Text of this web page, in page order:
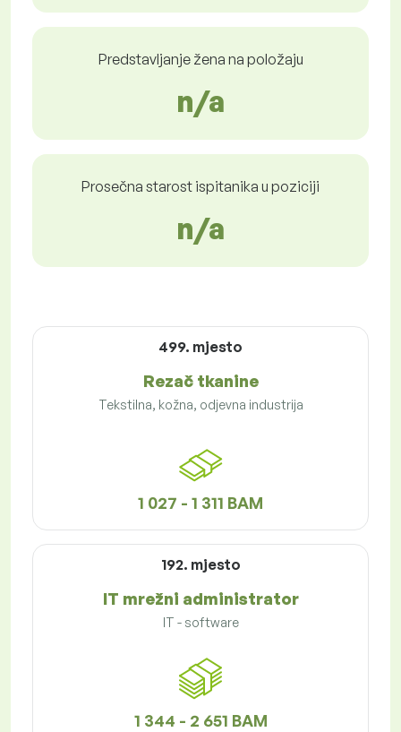
Predstavljanje žena na položaju
n/a
Prosečna starost ispitanika u poziciji
n/a
499. mjesto
Rezač tkanine
Tekstilna, kožna, odjevna industrija
1 027 - 1 311 BAM
192. mjesto
IT mrežni administrator
IT - software
1 344 - 2 651 BAM